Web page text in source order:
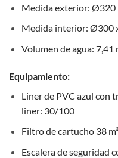
Medida exterior: Ø320
Medida interior: Ø300
Volumen de agua: 7,41
Equipamiento:
Liner de PVC azul con
liner: 30/100
Filtro de cartucho 38
Escalera de seguridad